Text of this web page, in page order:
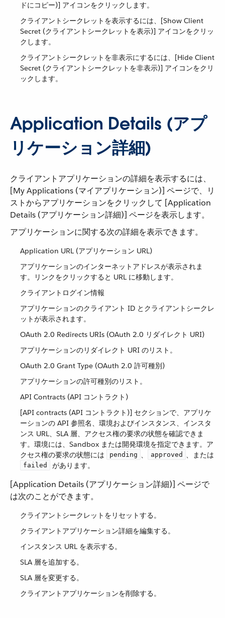
ドにコピー)] アイコンをクリックします。
クライアントシークレットを表示するには、[Show Client
Secret (クライアントシークレットを表示)] アイコンをクリッ
クします。
クライアントシークレットを非表示にするには、[Hide Client
Secret (クライアントシークレットを非表示)] アイコンをクリ
ックします。
Application Details (アプ
リケーション詳細)
クライアントアプリケーションの詳細を表示するには、
[My Applications (マイアプリケーション)] ページで、リ
ストからアプリケーションをクリックして [Application
Details (アプリケーション詳細)] ページを表示します。
アプリケーションに関する次の詳細を表示できます。
Application URL (アプリケーション URL)
アプリケーションのインターネットアドレスが表示されま
す。リンクをクリックすると URL に移動します。
クライアントログイン情報
アプリケーションのクライアント ID とクライアントシークレ
ットが表示されます。
OAuth 2.0 Redirects URIs (OAuth 2.0 リダイレクト URI)
アプリケーションのリダイレクト URI のリスト。
OAuth 2.0 Grant Type (OAuth 2.0 許可種別)
アプリケーションの許可種別のリスト。
API Contracts (API コントラクト)
[API contracts (API コントラクト)] セクションで、アプリケ
ーションの API 参照名、環境およびインスタンス、インスタ
ンス URL、SLA 層、アクセス権の要求の状態を確認できま
す。環境には、Sandbox または開発環境を指定できます。ア
クセス権の要求の状態には ​
pending ​、​ approved ​、または
failed ​ があります。
[Application Details (アプリケーション詳細)] ページで
は次のことができます。
クライアントシークレットをリセットする。
クライアントアプリケーション詳細を編集する。
インスタンス URL を表示する。
SLA 層を追加する。
SLA 層を変更する。
クライアントアプリケーションを削除する。